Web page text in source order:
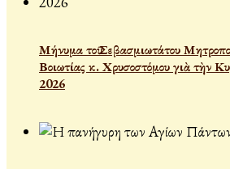
Μήνυμα τοῦ Σεβασμιωτάτου
Βοιωτίας κ. Χρυσοστόμου γιὰ τὴν
2026